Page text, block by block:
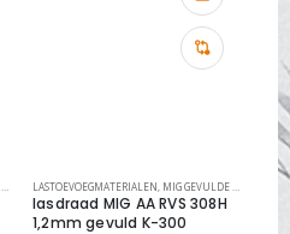
,MIG/MAG LASDRADEN
LASTOEVOEGMATERIALEN MIG GEVULDE LASDRADEN RVS
lasdraad MIG AA RVS 308H
1,2mm gevuld K-300